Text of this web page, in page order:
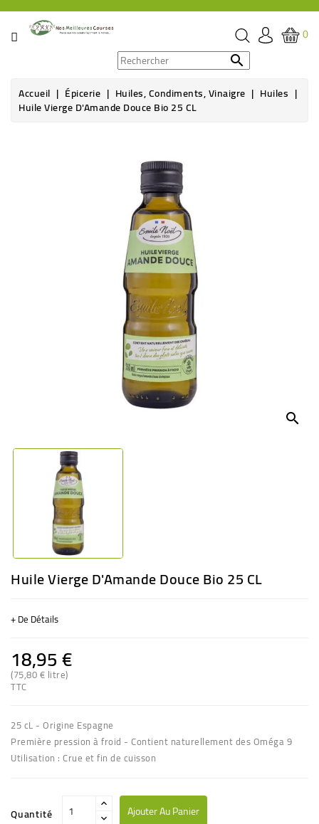
CATÉGORIE
ÉPICERIE
0

Accueil Épicerie Huiles, Condiments, Vinaigre Huiles
Huile Vierge D'Amande Douce Bio 25 CL
search
Huile Vierge D'Amande Douce Bio 25 CL
+ De Détails
18,95 €
(75,80 € litre)
TTC
25 cL - Origine Espagne
Première pression à froid - Contient naturellement des Oméga 9
Utilisation : Crue et fin de cuisson
Quantité Ajouter Au Panier